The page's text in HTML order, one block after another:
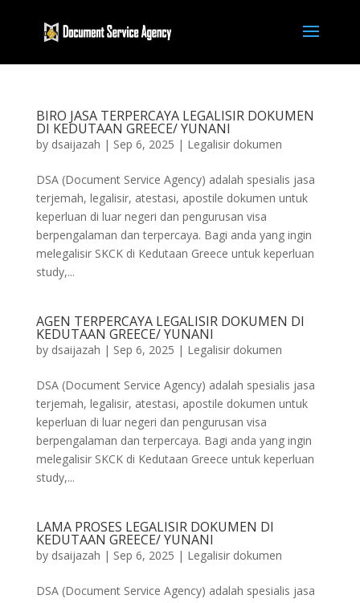
BIRO JASA TERPERCAYA LEGALISIR DOKUMEN
DI KEDUTAAN GREECE/ YUNANI
by dsaijazah | Sep 6, 2025 | Legalisir dokumen
DSA (Document Service Agency) adalah spesialis jasa
terjemah, legalisir, atestasi, apostile dokumen untuk
keperluan di luar negeri dan pengurusan visa
berpengalaman dan terpercaya. Bagi anda yang ingin
melegalisir SKCK di Kedutaan Greece untuk keperluan
study,...
AGEN TERPERCAYA LEGALISIR DOKUMEN DI
KEDUTAAN GREECE/ YUNANI
by dsaijazah | Sep 6, 2025 | Legalisir dokumen
DSA (Document Service Agency) adalah spesialis jasa
terjemah, legalisir, atestasi, apostile dokumen untuk
keperluan di luar negeri dan pengurusan visa
berpengalaman dan terpercaya. Bagi anda yang ingin
melegalisir SKCK di Kedutaan Greece untuk keperluan
study,...
LAMA PROSES LEGALISIR DOKUMEN DI
KEDUTAAN GREECE/ YUNANI
by dsaijazah | Sep 6, 2025 | Legalisir dokumen
DSA (Document Service Agency) adalah spesialis jasa